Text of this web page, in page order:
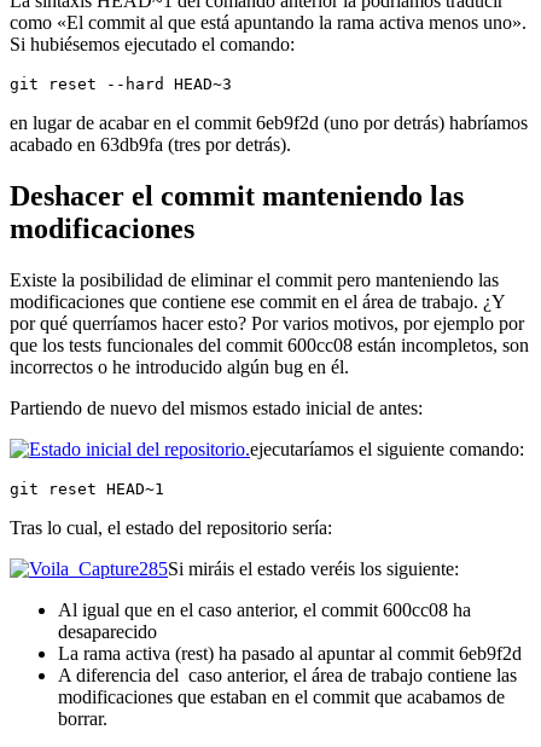
como «El commit al que está apuntando la rama activa menos uno».
Si hubiésemos ejecutado el comando:
git reset --hard HEAD~3
en lugar de acabar en el commit 6eb9f2d (uno por detrás) habríamos
acabado en 63db9fa (tres por detrás).
Deshacer el commit manteniendo las
modificaciones
Existe la posibilidad de eliminar el commit pero manteniendo las
modificaciones que contiene ese commit en el área de trabajo. ¿Y
por qué querríamos hacer esto? Por varios motivos, por ejemplo por
que los tests funcionales del commit 600cc08 están incompletos, son
incorrectos o he introducido algún bug en él.
Partiendo de nuevo del mismos estado inicial de antes:
ejecutaríamos el siguiente comando:
git reset HEAD~1
Tras lo cual, el estado del repositorio sería:
Si miráis el estado veréis los siguiente:
Al igual que en el caso anterior, el commit 600cc08 ha
desaparecido
La rama activa (rest) ha pasado al apuntar al commit 6eb9f2d
A diferencia del caso anterior, el área de trabajo contiene las
modificaciones que estaban en el commit que acabamos de
borrar.